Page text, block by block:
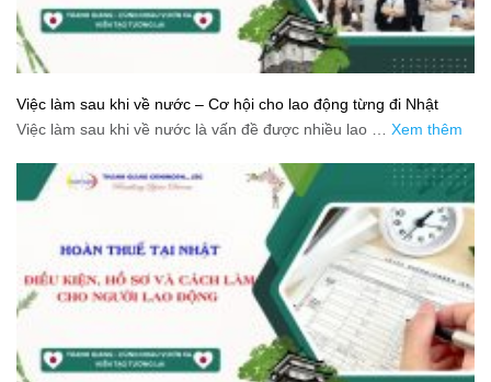
Việc làm sau khi về nước – Cơ hội cho lao động từng đi Nhật
Việc làm sau khi về nước là vấn đề được nhiều lao … Xem thêm